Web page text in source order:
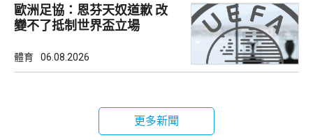
歐洲足協：恩芬天奴道歉 改
變不了抵制世界盃立場
體育 06.08.2026
更多新聞